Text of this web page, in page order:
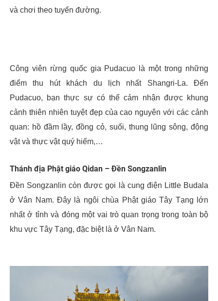
và chơi theo tuyến đường.
Công viên rừng quốc gia Pudacuo là một trong những
điểm thu hút khách du lịch nhất Shangri-La. Đến
Pudacuo, bạn thực sự có thể cảm nhận được khung
cảnh thiên nhiên tuyệt đẹp của cao nguyên với các cảnh
quan: hồ đầm lầy, đồng cỏ, suối, thung lũng sông, động
vật và thực vật quý hiếm,…
Thánh địa Phật giáo Qidan – Đền Songzanlin
Đền Songzanlin còn được gọi là cung điện Little Budala
ở Vân Nam. Đây là ngôi chùa Phật giáo Tây Tạng lớn
nhất ở tỉnh và đóng một vai trò quan trọng trong toàn bộ
khu vực Tây Tạng, đặc biệt là ở Vân Nam.